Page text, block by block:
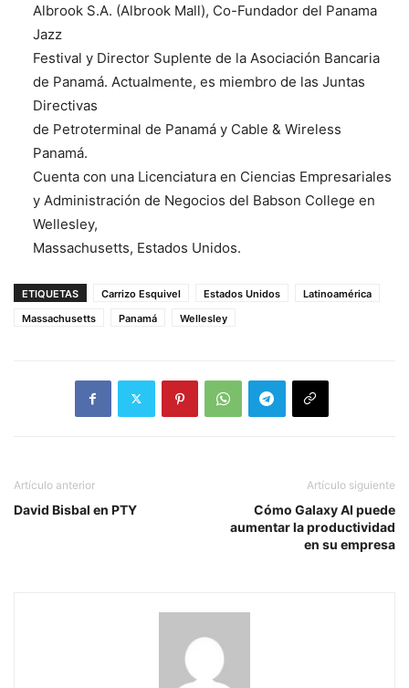
Albrook S.A. (Albrook Mall), Co-Fundador del Panama
Jazz
Festival y Director Suplente de la Asociación Bancaria
de Panamá. Actualmente, es miembro de las Juntas
Directivas
de Petroterminal de Panamá y Cable & Wireless
Panamá.
Cuenta con una Licenciatura en Ciencias Empresariales
y Administración de Negocios del Babson College en
Wellesley,
Massachusetts, Estados Unidos.
ETIQUETAS Carrizo Esquivel Estados Unidos
Latinoamérica
Massachusetts
Panamá Wellesley
Artículo anterior
David Bisbal en PTY
Artículo siguiente
Cómo Galaxy AI puede
aumentar la productividad
en su empresa